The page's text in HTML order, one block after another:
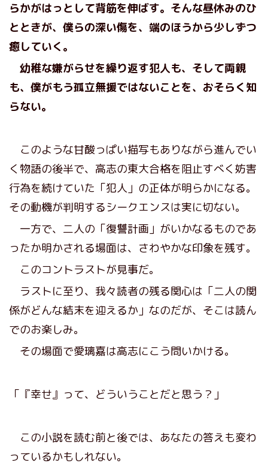
らかがはっとして背筋を伸ばす。そんな昼休みのひ
とときが、僕らの深い傷を、端のほうから少しずつ
癒していく。
幼稚な嫌がらせを繰り返す犯人も、そして両親
も、僕がもう孤立無援ではないことを、おそらく知
らない。
このような甘酸っぱい描写もありながら進んでい
く物語の後半で、高志の東大合格を阻止すべく妨害
行為を続けていた「犯人」の正体が明らかになる。
その動機が判明するシークエンスは実に切ない。
一方で、二人の「復讐計画」がいかなるものであ
ったか明かされる場面は、さわやかな印象を残す。
このコントラストが見事だ。
ラストに至り、我々読者の残る関心は「二人の関
係がどんな結末を迎えるか」なのだが、そこは読ん
でのお楽しみ。
その場面で愛璃嘉は高志にこう問いかける。
「『幸せ』って、どういうことだと思う？」
この小説を読む前と後では、あなたの答えも変わ
っているかもしれない。